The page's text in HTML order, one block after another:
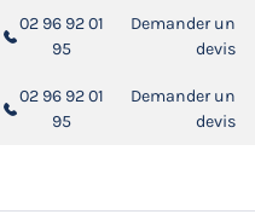
02 96 92 01
95
Demander un
devis
02 96 92 01
95
Demander un
devis